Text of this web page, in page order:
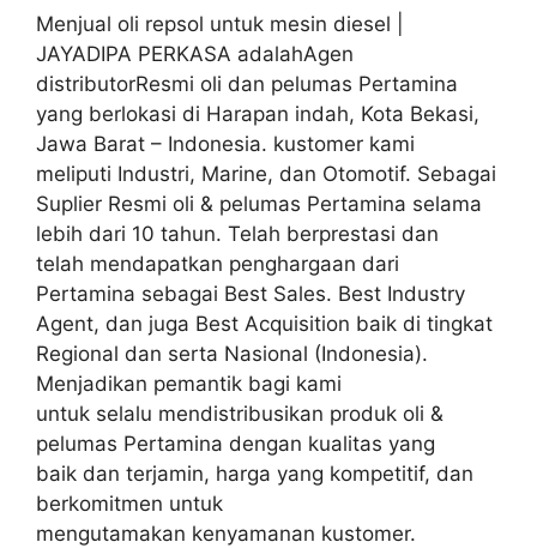
Menjual oli repsol untuk mesin diesel |
JAYADIPA PERKASA adalahAgen
distributorResmi oli dan pelumas Pertamina
yang berlokasi di Harapan indah, Kota Bekasi,
Jawa Barat – Indonesia. kustomer kami
meliputi Industri, Marine, dan Otomotif. Sebagai
Suplier Resmi oli & pelumas Pertamina selama
lebih dari 10 tahun. Telah berprestasi dan
telah mendapatkan penghargaan dari
Pertamina sebagai Best Sales. Best Industry
Agent, dan juga Best Acquisition baik di tingkat
Regional dan serta Nasional (Indonesia).
Menjadikan pemantik bagi kami
untuk selalu mendistribusikan produk oli &
pelumas Pertamina dengan kualitas yang
baik dan terjamin, harga yang kompetitif, dan
berkomitmen untuk
mengutamakan kenyamanan kustomer.